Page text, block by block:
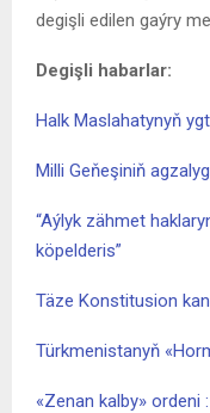
degişli edilen gaýry
Degişli habarlar:
Halk Maslahatynyň
Milli Geňeşiniň
“Aýlyk zähmet
köpelderis”
Täze Konstitusion
Türkmenistanyň
«Zenan kalby» ordeni